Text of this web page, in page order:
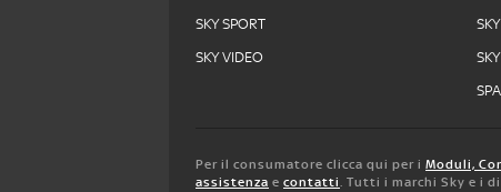
SKY SPORT
SKY VIDEO
Per il consumatore clicca qui per i Moduli,
assistenza e contatti. Tutti i marchi Sky e i